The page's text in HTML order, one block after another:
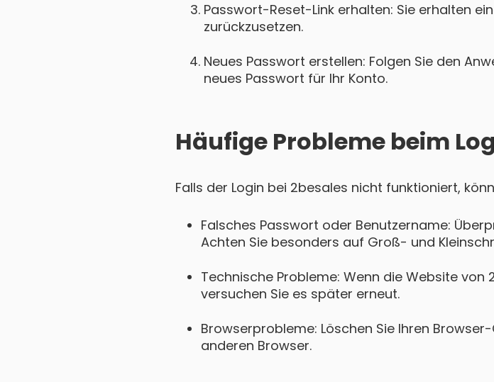
Passwort-Reset-Link erhalten: Sie erhalten
zurückzusetzen.
Neues Passwort erstellen: Folgen Sie den
neues Passwort für Ihr Konto.
Häufige Probleme beim
Falls der Login bei 2besales nicht funktioniert,
Falsches Passwort oder Benutzername:
Achten Sie besonders auf Groß- und
Technische Probleme: Wenn die Website
versuchen Sie es später erneut.
Browserprobleme: Löschen Sie Ihren
anderen Browser.